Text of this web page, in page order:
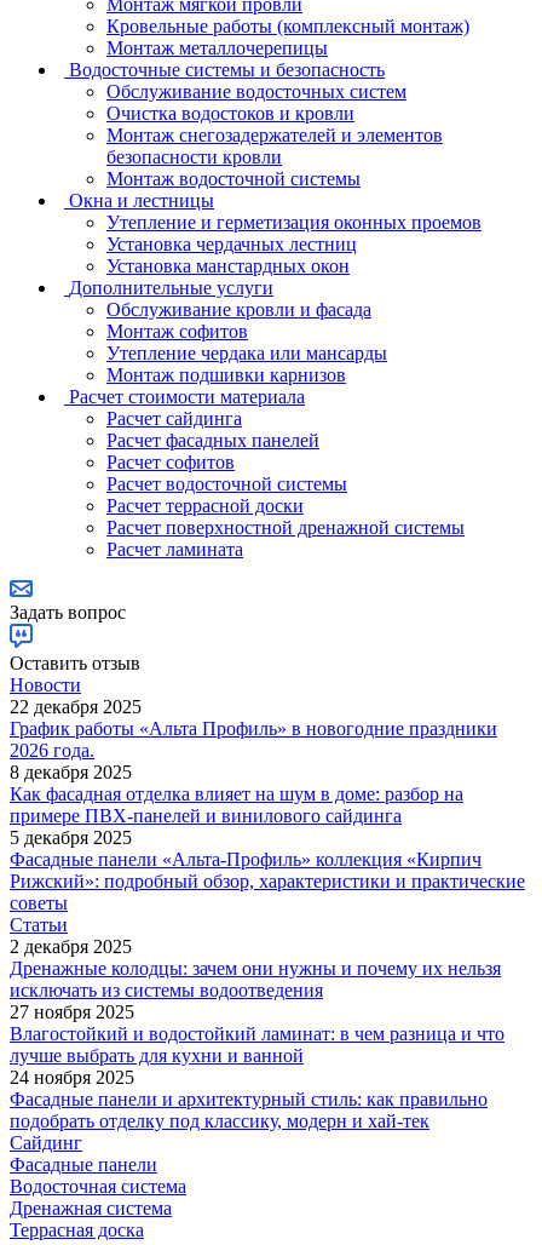
Кровельные работы (комплексный монтаж)
Монтаж металлочерепицы
Водосточные системы и безопасность
Обслуживание водосточных систем
Очистка водостоков и кровли
Монтаж снегозадержателей и элементов
безопасности кровли
Монтаж водосточной системы
Окна и лестницы
Утепление и герметизация оконных проемов
Установка чердачных лестниц
Установка манстардных окон
Дополнительные услуги
Обслуживание кровли и фасада
Монтаж софитов
Утепление чердака или мансарды
Монтаж подшивки карнизов
Расчет стоимости материала
Расчет сайдинга
Расчет фасадных панелей
Расчет софитов
Расчет водосточной системы
Расчет террасной доски
Расчет поверхностной дренажной системы
Расчет ламината
Задать вопрос
Оставить отзыв
Новости
22 декабря 2025
График работы «Альта Профиль» в новогодние праздники
2026 года.
8 декабря 2025
Как фасадная отделка влияет на шум в доме: разбор на
примере ПВХ-панелей и винилового сайдинга
5 декабря 2025
Фасадные панели «Альта-Профиль» коллекция «Кирпич
Рижский»: подробный обзор, характеристики и практические
советы
Статьи
2 декабря 2025
Дренажные колодцы: зачем они нужны и почему их нельзя
исключать из системы водоотведения
27 ноября 2025
Влагостойкий и водостойкий ламинат: в чем разница и что
лучше выбрать для кухни и ванной
24 ноября 2025
Фасадные панели и архитектурный стиль: как правильно
подобрать отделку под классику, модерн и хай-тек
Сайдинг
Фасадные панели
Водосточная система
Дренажная система
Террасная доска